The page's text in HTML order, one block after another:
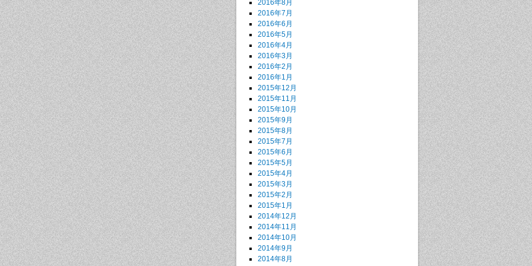
2016年8月
2016年7月
2016年6月
2016年5月
2016年4月
2016年3月
2016年2月
2016年1月
2015年12月
2015年11月
2015年10月
2015年9月
2015年8月
2015年7月
2015年6月
2015年5月
2015年4月
2015年3月
2015年2月
2015年1月
2014年12月
2014年11月
2014年10月
2014年9月
2014年8月